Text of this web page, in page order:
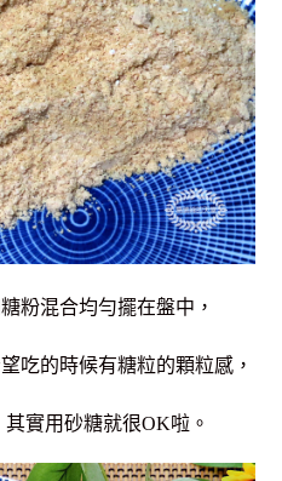
粉混合均勻擺在盤中，
吃的時候有糖粒的顆粒感，
實用砂糖就很OK啦。